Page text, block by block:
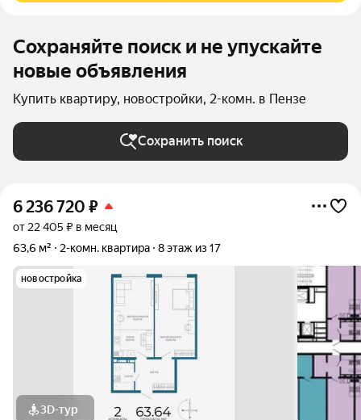
Сохраняйте поиск и не упускайте
новые объявления
Купить квартиру, новостройки, 2-комн. в Пензе
Сохранить поиск
6 236 720 ₽
от 22 405 ₽ в месяц
63,6 м²
2-комн. квартира 8 этаж из 17
новостройка
3D-тур